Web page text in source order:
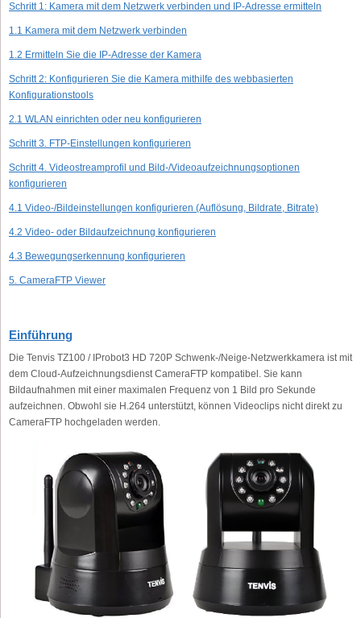
Schritt 1: Kamera mit dem Netzwerk verbinden und IP-Adresse ermitteln
1.1 Kamera mit dem Netzwerk verbinden
1.2 Ermitteln Sie die IP-Adresse der Kamera
Schritt 2: Konfigurieren Sie die Kamera mithilfe des webbasierten
Konfigurationstools
2.1 WLAN einrichten oder neu konfigurieren
Schritt 3. FTP-Einstellungen konfigurieren
Schritt 4. Videostreamprofil und Bild-/Videoaufzeichnungsoptionen
konfigurieren
4.1 Video-/Bildeinstellungen konfigurieren (Auflösung, Bildrate, Bitrate)
4.2 Video- oder Bildaufzeichnung konfigurieren
4.3 Bewegungserkennung konfigurieren
5. CameraFTP Viewer
Einführung
Die Tenvis TZ100 / IProbot3 HD 720P Schwenk-/Neige-Netzwerkkamera ist mit
dem Cloud-Aufzeichnungsdienst CameraFTP kompatibel. Sie kann
Bildaufnahmen mit einer maximalen Frequenz von 1 Bild pro Sekunde
aufzeichnen. Obwohl sie H.264 unterstützt, können Videoclips nicht direkt zu
CameraFTP hochgeladen werden.